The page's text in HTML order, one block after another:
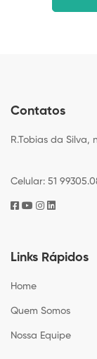
Contatos
R.Tobias da Silva,
Celular: 51
Links Rápidos
Home
Quem Somos
Nossa Equipe